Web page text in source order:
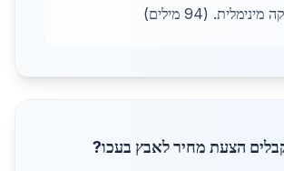
(94 מילים)
הצעת מחיר לאבץ בעכו?